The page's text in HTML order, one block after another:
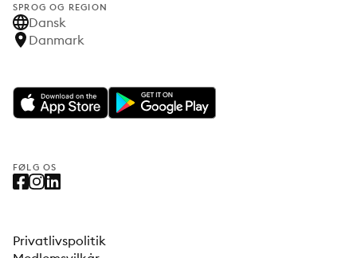
SPROG OG REGION
Dansk
Danmark
FØLG OS
Privatlivspolitik